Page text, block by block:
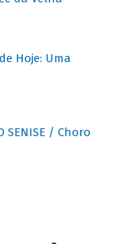
Hoje: Uma
SENISE / Choro